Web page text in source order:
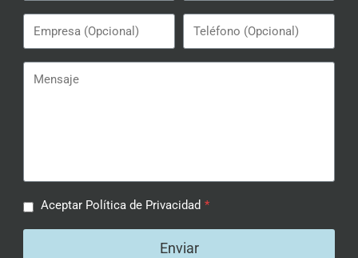
Aceptar Política de Privacidad *
Enviar